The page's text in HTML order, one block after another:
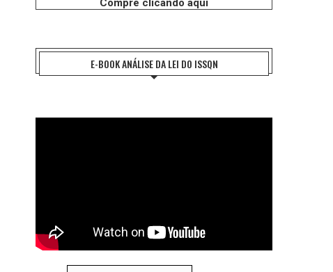
Compre clicando aqui
E-BOOK ANÁLISE DA LEI DO ISSQN